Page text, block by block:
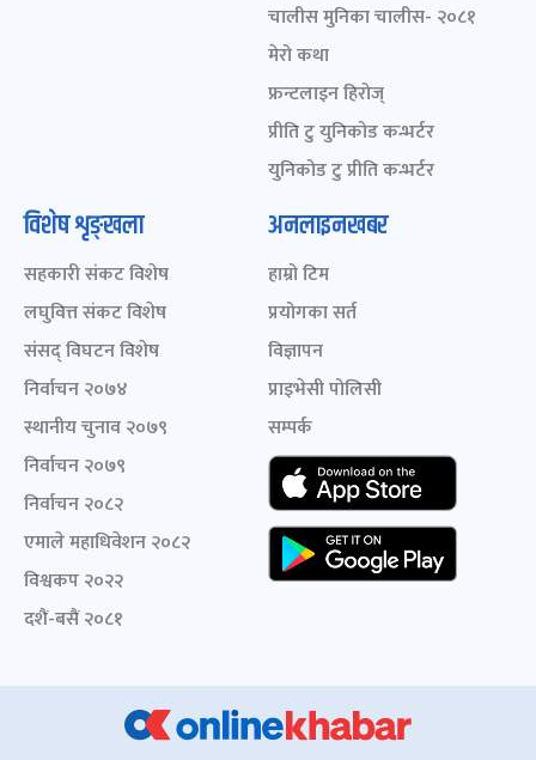
चालीस मुनिका चालीस- २०८१
मेरो कथा
फ्रन्टलाइन हिरोज्
प्रीति टु युनिकोड कन्भर्टर
युनिकोड टु प्रीति कन्भर्टर
विशेष शृङ्खला
सहकारी संकट विशेष
लघुवित्त संकट विशेष
संसद् विघटन विशेष
निर्वाचन २०७४
स्थानीय चुनाव २०७९
निर्वाचन २०७९
निर्वाचन २०८२
एमाले महाधिवेशन २०८२
विश्वकप २०२२
दशैं-बसैं २०८१
अनलाइनखबर
हाम्रो टिम
प्रयोगका सर्त
विज्ञापन
प्राइभेसी पोलिसी
सम्पर्क